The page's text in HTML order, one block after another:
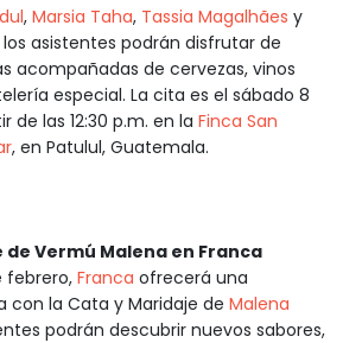
, Marsia Taha, Tassia Magalhães y
los asistentes podrán disfrutar de
acompañadas de cervezas, vinos
especial. La cita es el sábado 8
de las 12:30 p.m. en la Finca San
, en Patulul, Guatemala.
de Vermú Malena en Franca
febrero, Franca ofrecerá una
con la Cata y Maridaje de Malena
podrán descubrir nuevos sabores,